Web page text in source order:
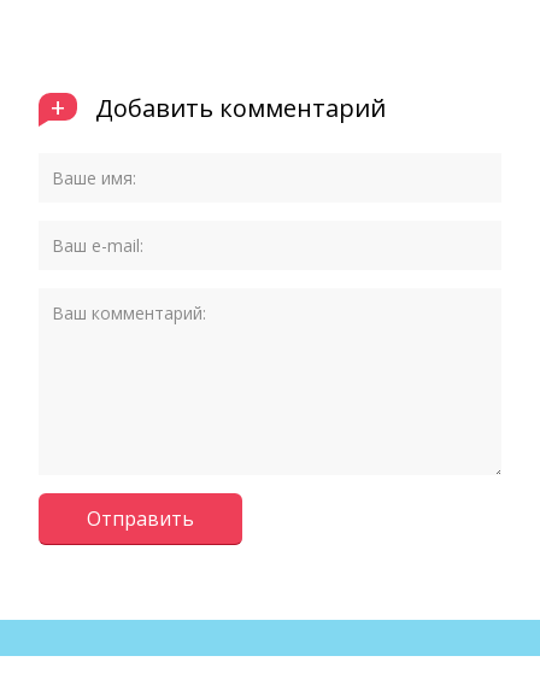
+ Добавить комментарий